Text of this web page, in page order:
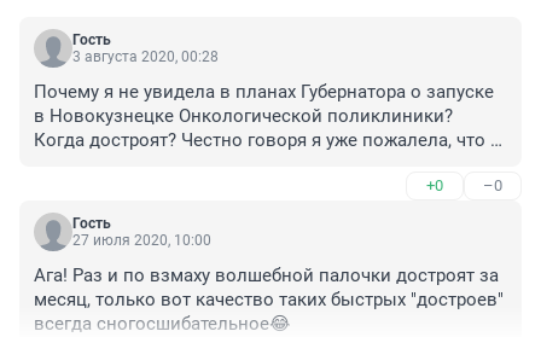
Гость
3 августа 2020, 00:28
Почему я не увидела в планах Губернатора о запуске
в Новокузнецке Онкологической поликлиники?
Когда достроят? Честно говоря я уже пожалела, что
+0 –0
Гость
27 июля 2020, 10:00
Ага! Раз и по взмаху волшебной палочки достроят за
месяц, только вот качество таких быстрых "достроев"
всегда сногосшибательное😂